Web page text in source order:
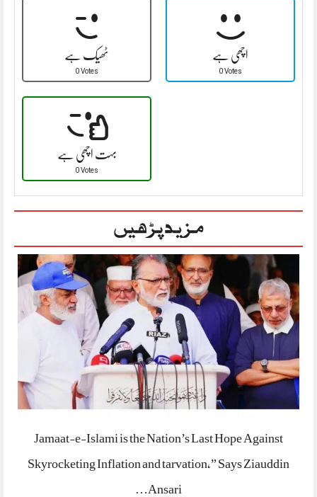
ٹھیک ہے
0 Votes
اچھی ہے
0 Votes
بہت اچھی ہے
0 Votes
مزید پڑھیں
Jamaat-e-Islami is the Nation’s Last Hope Against
Skyrocketing Inflation and tarvation,” Says Ziauddin
Ansari…